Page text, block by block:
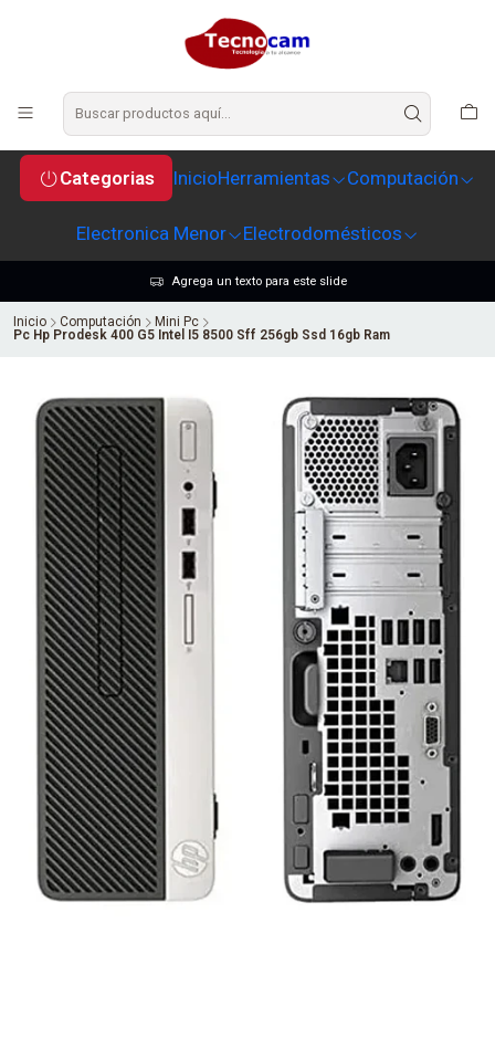
Categorias InicioHerramientas Computación
Electronica Menor Electrodomésticos
Agrega un texto para este slide
Inicio Computación
Mini Pc
Pc Hp Prodesk 400 G5 Intel I5 8500 Sff 256gb Ssd 16gb Ram